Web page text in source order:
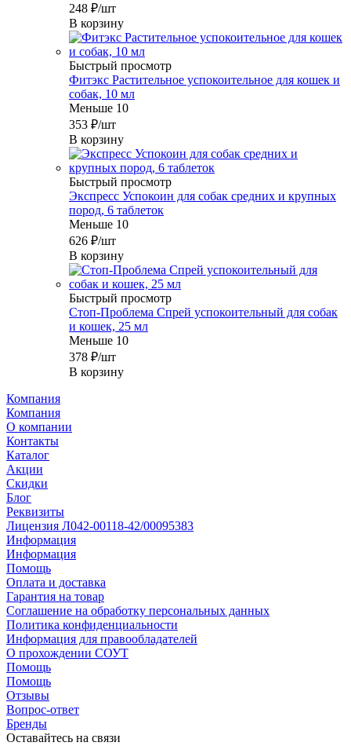
248 ₽/шт
В корзину
Быстрый просмотр
Фитэкс Растительное успокоительное для кошек и
собак, 10 мл
Меньше 10
353 ₽/шт
В корзину
Быстрый просмотр
Экспресс Успокоин для собак средних и крупных
пород, 6 таблеток
Меньше 10
626 ₽/шт
В корзину
Быстрый просмотр
Стоп-Проблема Спрей успокоительный для собак
и кошек, 25 мл
Меньше 10
378 ₽/шт
В корзину
Компания
Компания
О компании
Контакты
Каталог
Акции
Скидки
Блог
Реквизиты
Лицензия Л042-00118-42/00095383
Информация
Информация
Помощь
Оплата и доставка
Гарантия на товар
Соглашение на обработку персональных данных
Политика конфиденциальности
Информация для правообладателей
О прохождении СОУТ
Помощь
Помощь
Отзывы
Вопрос-ответ
Бренды
Оставайтесь на связи